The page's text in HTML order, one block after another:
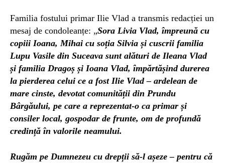
Familia fostului primar Ilie Vlad a transmis redacției un
mesaj de condoleanțe: „Sora Livia Vlad, împreună cu
copiii Ioana, Mihai cu soția Silvia și cuscrii familia
Lupu Vasile din Suceava sunt alături de Ileana Vlad
și familia Dragoș și Ioana Vlad, împărtășind durerea
la pierderea celui ce a fost Ilie Vlad – ardelean de
mare cinste, devotat comunității din Prundu
Bârgăului, pe care a reprezentat-o ca primar și
consiler local, gospodar de frunte, om de profundă
credință în valorile neamului.
Rugăm pe Dumnezeu cu drepții să-l așeze – pentru că